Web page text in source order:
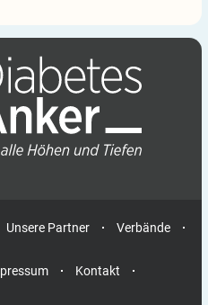
Unsere Partner Verbände
Kontakt